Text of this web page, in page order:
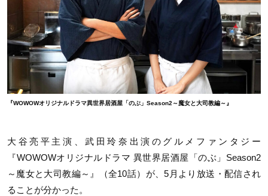
『WOWOWオリジナルドラマ異世界居酒屋「のぶ」Season2～魔女と大司教編～』
大谷亮平主演、武田玲奈出演のグルメファンタジー
『WOWOWオリジナルドラマ 異世界居酒屋「のぶ」Season2
～魔女と大司教編～』（全10話）が、5月より放送・配信され
ることが分かった。